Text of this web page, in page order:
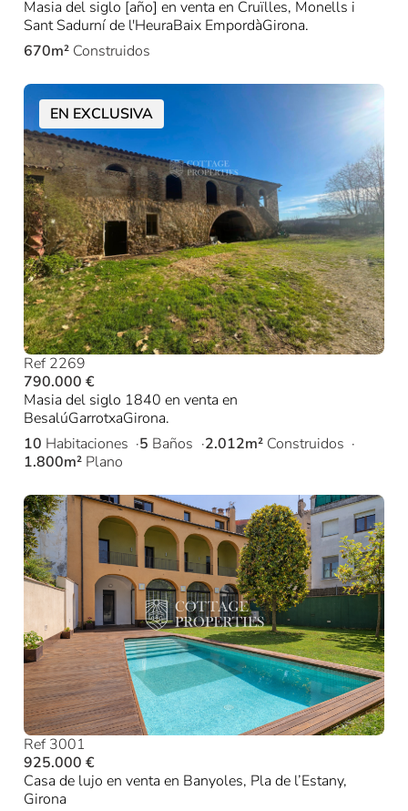
Masia del siglo [año] en venta en Cruïlles, Monells i
Sant Sadurní de l'HeuraBaix EmpordàGirona.
670m² Construidos
EN EXCLUSIVA
Ref 2269
790.000 €
Masia del siglo 1840 en venta en
BesalúGarrotxaGirona.
10 Habitaciones 5 Baños 2.012m² Construidos
1.800m² Plano
Ref 3001
925.000 €
Casa de lujo en venta en Banyoles, Pla de l’Estany,
Girona